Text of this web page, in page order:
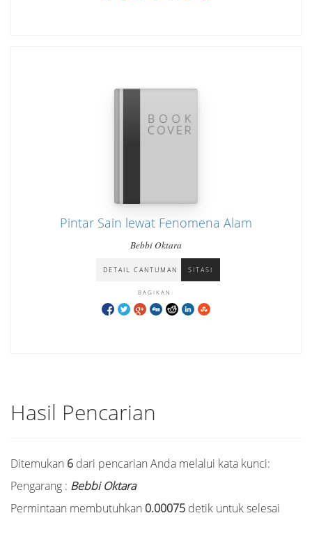
Pintar Sain lewat Fenomena Alam
Bebbi Oktara
DETAIL CANTUMAN SITASI
BAGIKAN:
Hasil Pencarian
Ditemukan 6 dari pencarian Anda melalui kata kunci:
Pengarang : Bebbi Oktara
Permintaan membutuhkan 0.00075 detik untuk selesai